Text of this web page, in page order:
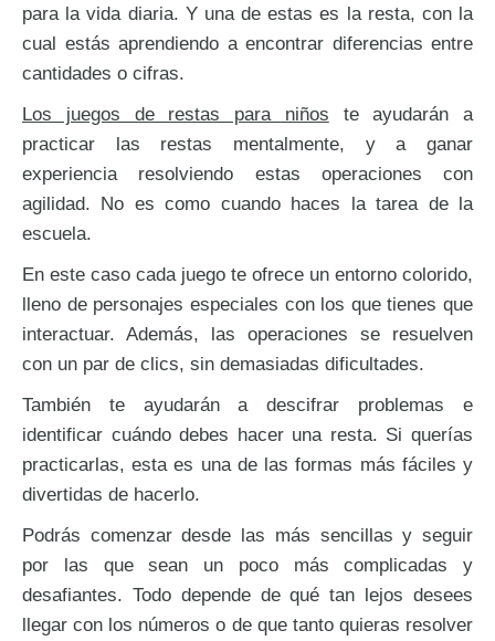
2 cifras con llevadas -
3 cifras con llevadas -
para la vida diaria. Y una de estas es la resta, con la
cual estás aprendiendo a encontrar diferencias entre
cantidades o cifras.
Los juegos de restas para niños te ayudarán a
practicar las restas mentalmente, y a ganar
experiencia resolviendo estas operaciones con
agilidad. No es como cuando haces la tarea de la
escuela.
En este caso cada juego te ofrece un entorno colorido,
lleno de personajes especiales con los que tienes que
interactuar. Además, las operaciones se resuelven
con un par de clics, sin demasiadas dificultades.
También te ayudarán a descifrar problemas e
identificar cuándo debes hacer una resta. Si querías
practicarlas, esta es una de las formas más fáciles y
divertidas de hacerlo.
Podrás comenzar desde las más sencillas y seguir
por las que sean un poco más complicadas y
desafiantes. Todo depende de qué tan lejos desees
llegar con los números o de que tanto quieras resolver